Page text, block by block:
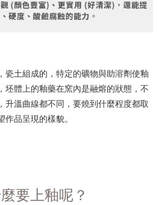
瓷土組成的，特定的礦物與助溶劑使釉
坯體上的釉藥在窯內是融熔的狀態，不
升溫曲線都不同，要燒到什麼程度都取
品呈現的樣貌。
要上釉呢？